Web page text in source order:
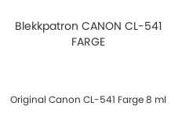
Blekkpatron CANON CL-541
FARGE
Original Canon CL-541 Farge 8 ml